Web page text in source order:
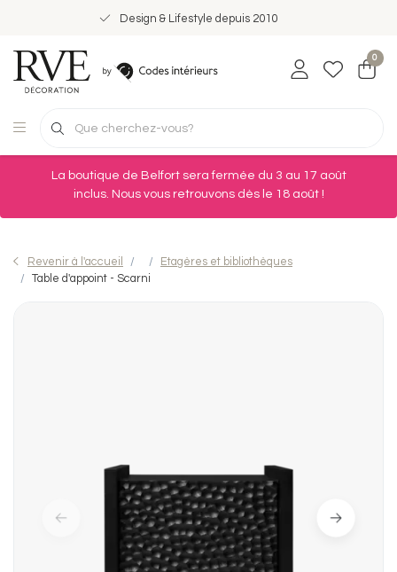
Design & Lifestyle depuis 2010
0
La boutique de Belfort sera fermée du 3 au 17 août
inclus. Nous vous retrouvons dès le 18 août !
Revenir à l'accueil
Etagères et bibliothèques
Table d'appoint - Scarni